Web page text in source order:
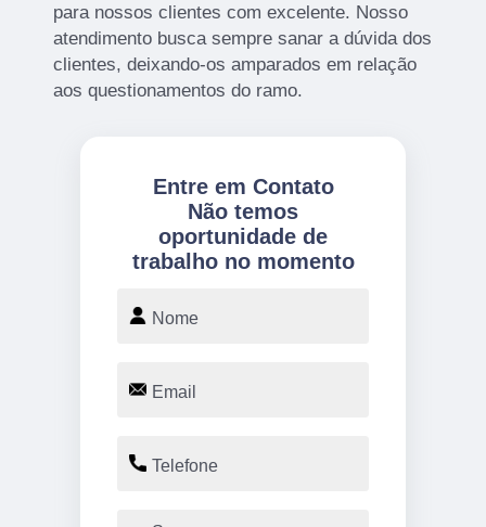
para nossos clientes com excelente. Nosso
atendimento busca sempre sanar a dúvida dos
clientes, deixando-os amparados em relação
aos questionamentos do ramo.
Entre em Contato
Não temos
oportunidade de
trabalho no momento